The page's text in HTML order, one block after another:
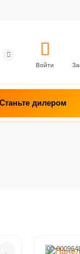
Войти
Станьте дилером
00-